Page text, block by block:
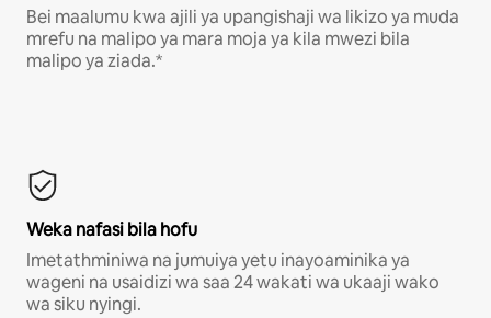
Bei maalumu kwa ajili ya upangishaji wa likizo ya muda
mrefu na malipo ya mara moja ya kila mwezi bila
malipo ya ziada.*
Weka nafasi bila hofu
Imetathminiwa na jumuiya yetu inayoaminika ya
wageni na usaidizi wa saa 24 wakati wa ukaaji wako
wa siku nyingi.